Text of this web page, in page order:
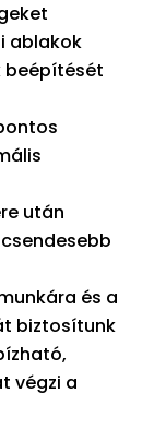
ablakok
beépítését
után
és a
biztosítunk
végzi a